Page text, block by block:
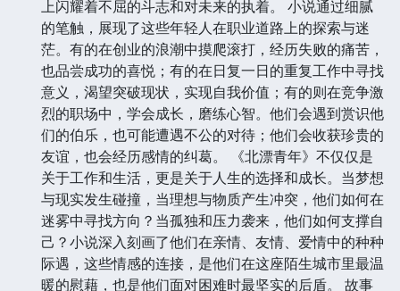
上闪耀着不屈的斗志和对未来的执着。 小说通过细腻
的笔触，展现了这些年轻人在职业道路上的探索与迷
茫。有的在创业的浪潮中摸爬滚打，经历失败的痛苦，
也品尝成功的喜悦；有的在日复一日的重复工作中寻找
意义，渴望突破现状，实现自我价值；有的则在竞争激
烈的职场中，学会成长，磨练心智。他们会遇到赏识他
们的伯乐，也可能遭遇不公的对待；他们会收获珍贵的
友谊，也会经历感情的纠葛。 《北漂青年》不仅仅是
关于工作和生活，更是关于人生的选择和成长。当梦想
与现实发生碰撞，当理想与物质产生冲突，他们如何在
迷雾中寻找方向？当孤独和压力袭来，他们如何支撑自
己？小说深入刻画了他们在亲情、友情、爱情中的种种
际遇，这些情感的连接，是他们在这座陌生城市里最温
暖的慰藉，也是他们面对困难时最坚实的后盾。 故事